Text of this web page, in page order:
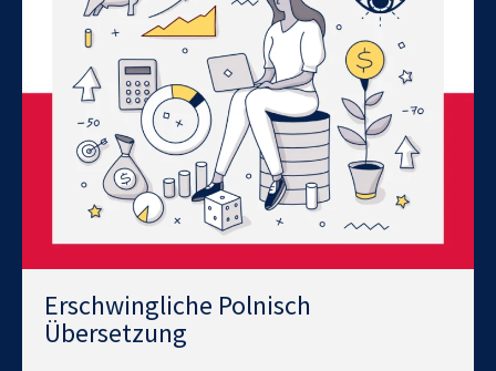
Erschwingliche Polnisch
Übersetzung